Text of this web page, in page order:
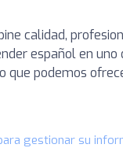
calidad,
español en
que podemos
gestionar su